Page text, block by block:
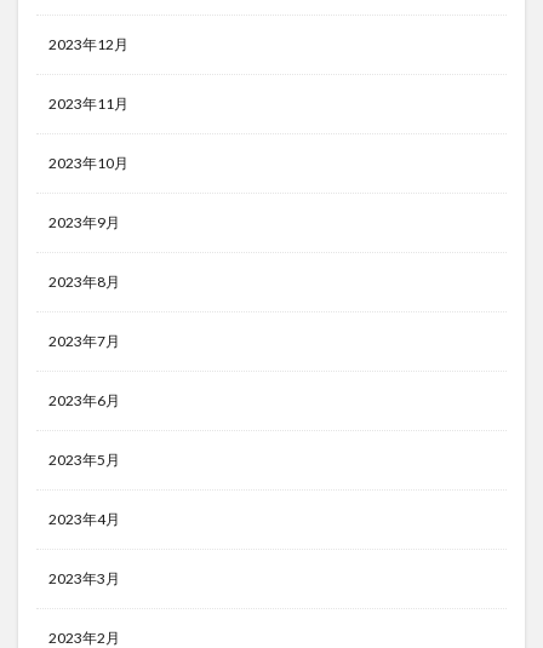
2023年12月
2023年11月
2023年10月
2023年9月
2023年8月
2023年7月
2023年6月
2023年5月
2023年4月
2023年3月
2023年2月